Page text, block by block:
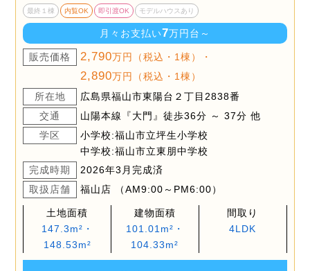
最終１棟 内覧OK 即引渡OK モデルハウスあり
月々お支払い7万円台～
販売価格 2,790万円（税込・1棟）・
2,890万円（税込・1棟）
所在地
広島県福山市東陽台２丁目2838番
交通
山陽本線『大門』徒歩36分 ～ 37分 他
学区
小学校:福山市立坪生小学校
中学校:福山市立東朋中学校
完成時期
2026年3月完成済
取扱店舗
福山店 （AM9:00～PM6:00）
土地面積
147.3m²・
148.53m²
建物面積
101.01m²・
104.33m²
間取り
4LDK